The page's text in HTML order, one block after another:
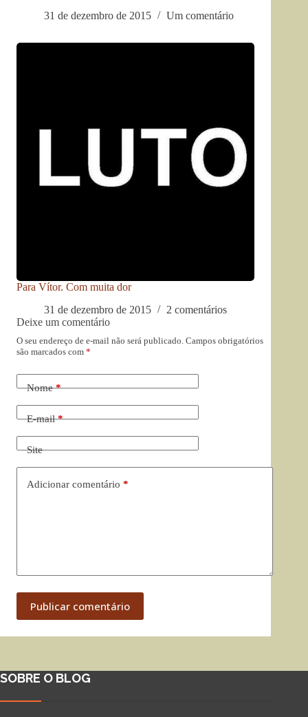
31 de dezembro de 2015
Um comentário
Para Vítor. Com muita dor
31 de dezembro de 2015
2 comentários
Deixe um comentário
O seu endereço de e-mail não será publicado. Campos obrigatórios
são marcados com *
Nome*
E-mail*
Site
Adicionar comentário *
Publicar comentário
SOBRE O BLOG